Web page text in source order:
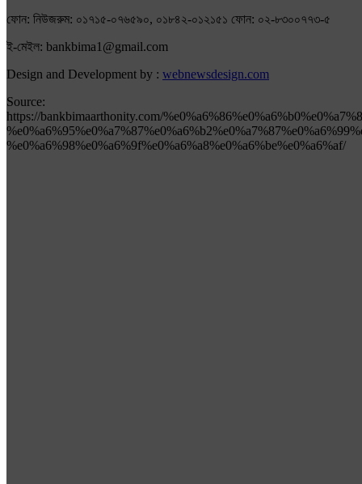
ফোন: নিউজরুম: ০১৭১৫-০৭৬৫৯০, ০১৮৪২-০১২১৫১ ফোন: ০২-৮৩০০৭৭৩-৫
ই-মেইল: bankbima1@gmail.com
Design and Development by : webnewsdesign.com
Source:
https://bankbimaarthonity.com/
%e0%a6%98%e0%a6%9f%e0%a6%a8%e0%a6%be%e0%a6%af/